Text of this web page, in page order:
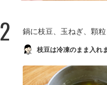
2 鍋に枝豆、玉ねぎ、顆
枝豆は冷凍のまま入れ